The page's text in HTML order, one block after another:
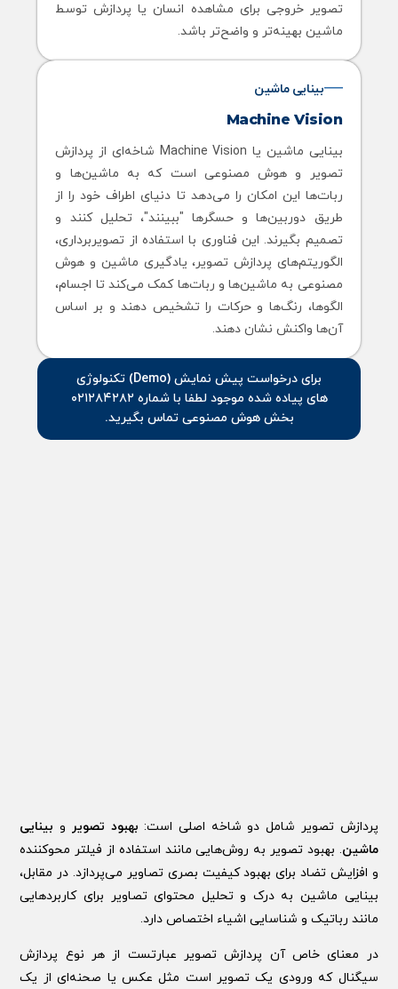
تصویر خروجی برای مشاهده انسان یا پردازش توسط
ماشین بهینه‌تر و واضح‌تر باشد.
بینایی ماشین
Machine Vision
بینایی ماشین یا Machine Vision شاخه‌ای از پردازش
تصویر و هوش مصنوعی است که به ماشین‌ها و
ربات‌ها این امکان را می‌دهد تا دنیای اطراف خود را از
طریق دوربین‌ها و حسگرها "ببینند"، تحلیل کنند و
تصمیم بگیرند. این فناوری با استفاده از تصویربرداری،
الگوریتم‌های پردازش تصویر، یادگیری ماشین و هوش
مصنوعی به ماشین‌ها و ربات‌ها کمک می‌کند تا اجسام،
الگوها، رنگ‌ها و حرکات را تشخیص دهند و بر اساس
آن‌ها واکنش نشان دهند.
برای درخواست پیش نمایش (Demo) تکنولوژی
های پیاده شده موجود لطفا با شماره ۰۲۱۲۸۴۲۸۲
بخش هوش مصنوعی تماس بگیرید.
پردازش تصویر شامل دو شاخه اصلی است: بهبود تصویر و بینایی
ماشین. بهبود تصویر به روش‌هایی مانند استفاده از فیلتر محوکننده
و افزایش تضاد برای بهبود کیفیت بصری تصاویر می‌پردازد. در مقابل،
بینایی ماشین به درک و تحلیل محتوای تصاویر برای کاربردهایی
مانند رباتیک و شناسایی اشیاء اختصاص دارد.
در معنای خاص آن پردازش تصویر عبارتست از هر نوع پردازش
سیگنال که ورودی یک تصویر است مثل عکس یا صحنه‌ای از یک